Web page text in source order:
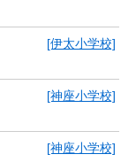
[伊太小学校]
[神座小学校]
[神座小学校]